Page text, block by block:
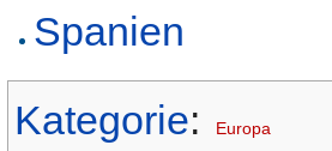
Spanien
Kategorie: Europa